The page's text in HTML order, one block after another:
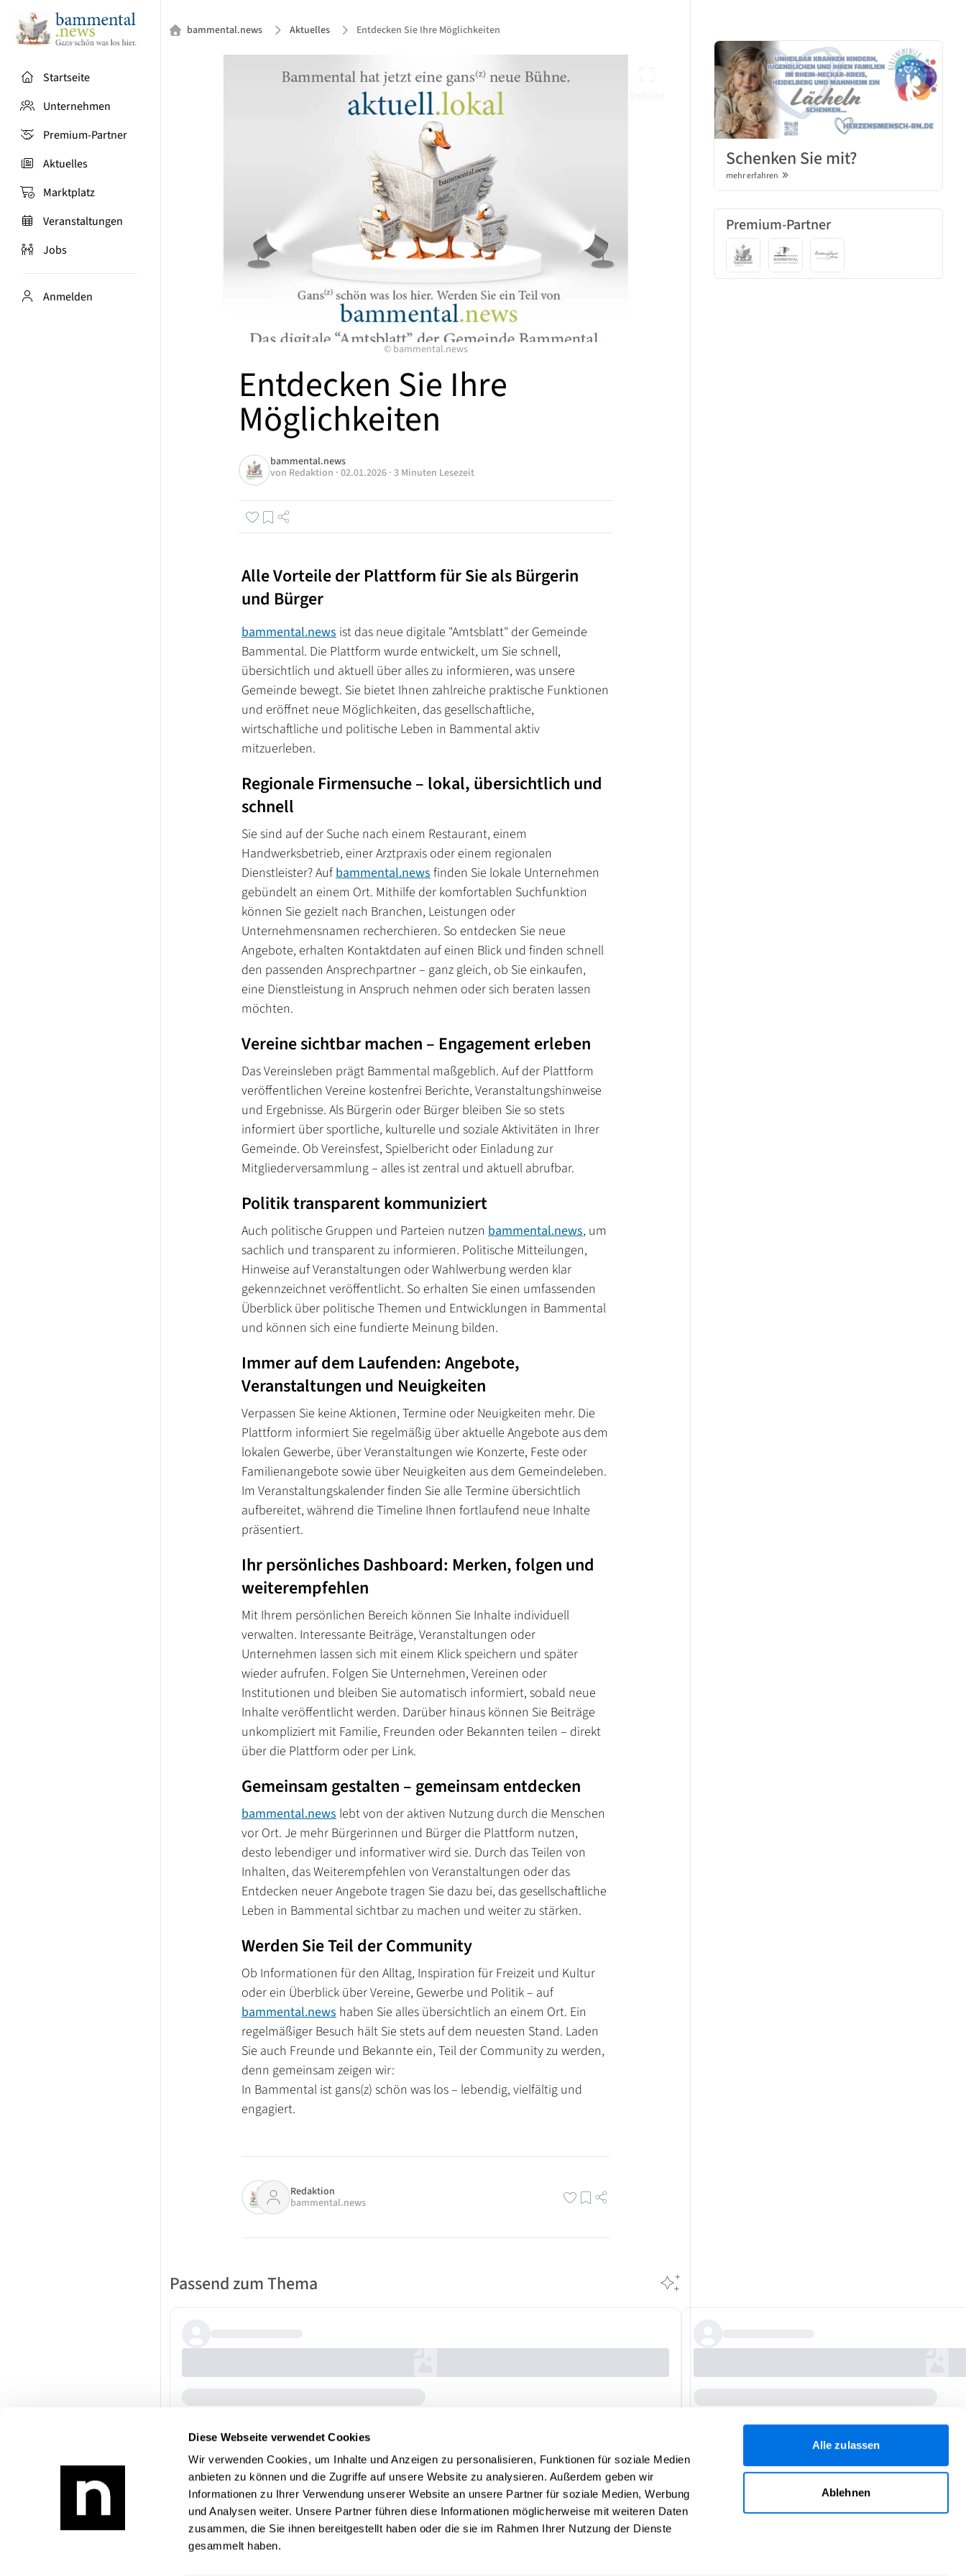
Diese Webseite verwendet Cookies
Wir verwenden Cookies, um Inhalte und Anzeigen zu personalisieren, Funktionen für soziale Medien
anbieten zu können und die Zugriffe auf unsere Website zu analysieren. Außerdem geben wir
Informationen zu Ihrer Verwendung unserer Website an unsere Partner für soziale Medien, Werbung
und Analysen weiter. Unsere Partner führen diese Informationen möglicherweise mit weiteren Daten
zusammen, die Sie ihnen bereitgestellt haben oder die sie im Rahmen Ihrer Nutzung der Dienste
gesammelt haben.
Alle zulassen
Ablehnen
Startseite
Unternehmen
Premium-Partner
Aktuelles
Marktplatz
Veranstaltungen
Jobs
Anmelden
bammental.news Aktuelles Entdecken Sie Ihre Möglichkeiten
© bammental.news
Entdecken Sie Ihre
Möglichkeiten
bammental.news
von Redaktion · 02.01.2026 · 3 Minuten Lesezeit
Alle Vorteile der Plattform für Sie als Bürgerin
und Bürger
bammental.news ist das neue digitale "Amtsblatt" der Gemeinde
Bammental. Die Plattform wurde entwickelt, um Sie schnell,
übersichtlich und aktuell über alles zu informieren, was unsere
Gemeinde bewegt. Sie bietet Ihnen zahlreiche praktische Funktionen
und eröffnet neue Möglichkeiten, das gesellschaftliche,
wirtschaftliche und politische Leben in Bammental aktiv
mitzuerleben.
Regionale Firmensuche – lokal, übersichtlich und
schnell
Sie sind auf der Suche nach einem Restaurant, einem
Handwerksbetrieb, einer Arztpraxis oder einem regionalen
Dienstleister? Aufbammental.newsfinden Sie lokale Unternehmen
gebündelt an einem Ort. Mithilfe der komfortablen Suchfunktion
können Sie gezielt nach Branchen, Leistungen oder
Unternehmensnamen recherchieren. So entdecken Sie neue
Angebote, erhalten Kontaktdaten auf einen Blick und finden schnell
den passenden Ansprechpartner – ganz gleich, ob Sie einkaufen,
eine Dienstleistung in Anspruch nehmen oder sich beraten lassen
möchten.
Vereine sichtbar machen – Engagement erleben
Das Vereinsleben prägt Bammental maßgeblich. Auf der Plattform
veröffentlichen Vereine kostenfrei Berichte, Veranstaltungshinweise
und Ergebnisse. Als Bürgerin oder Bürger bleiben Sie so stets
informiert über sportliche, kulturelle und soziale Aktivitäten in Ihrer
Gemeinde. Ob Vereinsfest, Spielbericht oder Einladung zur
Mitgliederversammlung – alles ist zentral und aktuell abrufbar.
Politik transparent kommuniziert
Auch politische Gruppen und Parteien nutzen bammental.news, um
sachlich und transparent zu informieren. Politische Mitteilungen,
Hinweise auf Veranstaltungen oder Wahlwerbung werden klar
gekennzeichnet veröffentlicht. So erhalten Sie einen umfassenden
Überblick über politische Themen und Entwicklungen in Bammental
und können sich eine fundierte Meinung bilden.
Immer auf dem Laufenden: Angebote,
Veranstaltungen und Neuigkeiten
Verpassen Sie keine Aktionen, Termine oder Neuigkeiten mehr. Die
Plattform informiert Sie regelmäßig über aktuelle Angebote aus dem
lokalen Gewerbe, über Veranstaltungen wie Konzerte, Feste oder
Familienangebote sowie über Neuigkeiten aus dem Gemeindeleben.
Im Veranstaltungskalender finden Sie alle Termine übersichtlich
aufbereitet, während die Timeline Ihnen fortlaufend neue Inhalte
präsentiert.
Ihr persönliches Dashboard: Merken, folgen und
weiterempfehlen
Mit Ihrem persönlichen Bereich können Sie Inhalte individuell
verwalten. Interessante Beiträge, Veranstaltungen oder
Unternehmen lassen sich mit einem Klick speichern und später
wieder aufrufen. Folgen Sie Unternehmen, Vereinen oder
Institutionen und bleiben Sie automatisch informiert, sobald neue
Inhalte veröffentlicht werden. Darüber hinaus können Sie Beiträge
unkompliziert mit Familie, Freunden oder Bekannten teilen – direkt
über die Plattform oder per Link.
Gemeinsam gestalten – gemeinsam entdecken
bammental.news lebt von der aktiven Nutzung durch die Menschen
vor Ort. Je mehr Bürgerinnen und Bürger die Plattform nutzen,
desto lebendiger und informativer wird sie. Durch das Teilen von
Inhalten, das Weiterempfehlen von Veranstaltungen oder das
Entdecken neuer Angebote tragen Sie dazu bei, das gesellschaftliche
Leben in Bammental sichtbar zu machen und weiter zu stärken.
Werden Sie Teil der Community
Ob Informationen für den Alltag, Inspiration für Freizeit und Kultur
oder ein Überblick über Vereine, Gewerbe und Politik – auf
bammental.news haben Sie alles übersichtlich an einem Ort. Ein
regelmäßiger Besuch hält Sie stets auf dem neuesten Stand. Laden
Sie auch Freunde und Bekannte ein, Teil der Community zu werden,
denn gemeinsam zeigen wir:
In Bammental ist gans(z) schön was los – lebendig, vielfältig und
engagiert.
Redaktion
bammental.news
Passend zum Thema
Schenken Sie mit?
mehr erfahren
Premium-Partner